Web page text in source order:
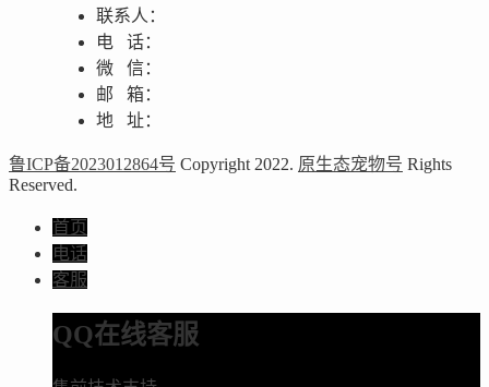
联系人：
电 话：
微 信：
邮 箱：
地 址：
鲁ICP备2023012864号 Copyright 2022. 原生态宠物号 Rights
Reserved.
首页
电话
客服
QQ在线客服